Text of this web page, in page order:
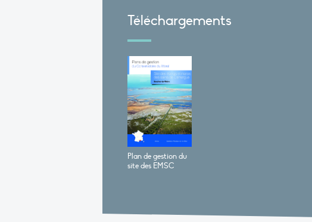
Téléchargements
Plan de gestion du
site des EMSC